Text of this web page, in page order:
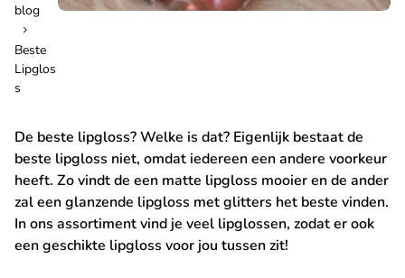
blog
chevron_right
Beste
Lipglos
s
De beste lipgloss? Welke is dat? Eigenlijk bestaat de
beste lipgloss niet, omdat iedereen een andere voorkeur
heeft. Zo vindt de een matte lipgloss mooier en de ander
zal een glanzende lipgloss met glitters het beste vinden.
In ons assortiment vind je veel lipglossen, zodat er ook
een geschikte lipgloss voor jou tussen zit!